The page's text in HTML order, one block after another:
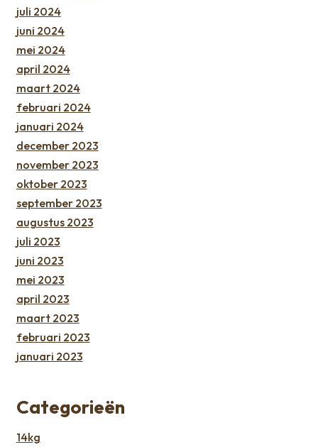
juli 2024
juni 2024
mei 2024
april 2024
maart 2024
februari 2024
januari 2024
december 2023
november 2023
oktober 2023
september 2023
augustus 2023
juli 2023
juni 2023
mei 2023
april 2023
maart 2023
februari 2023
januari 2023
Categorieën
14kg